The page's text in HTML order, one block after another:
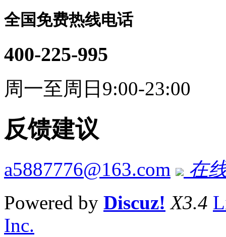
全国免费热线电话
400-225-995
周一至周日9:00-23:00
反馈建议
a5887776@163.com
在
Powered by Discuz! X3.4
Inc.